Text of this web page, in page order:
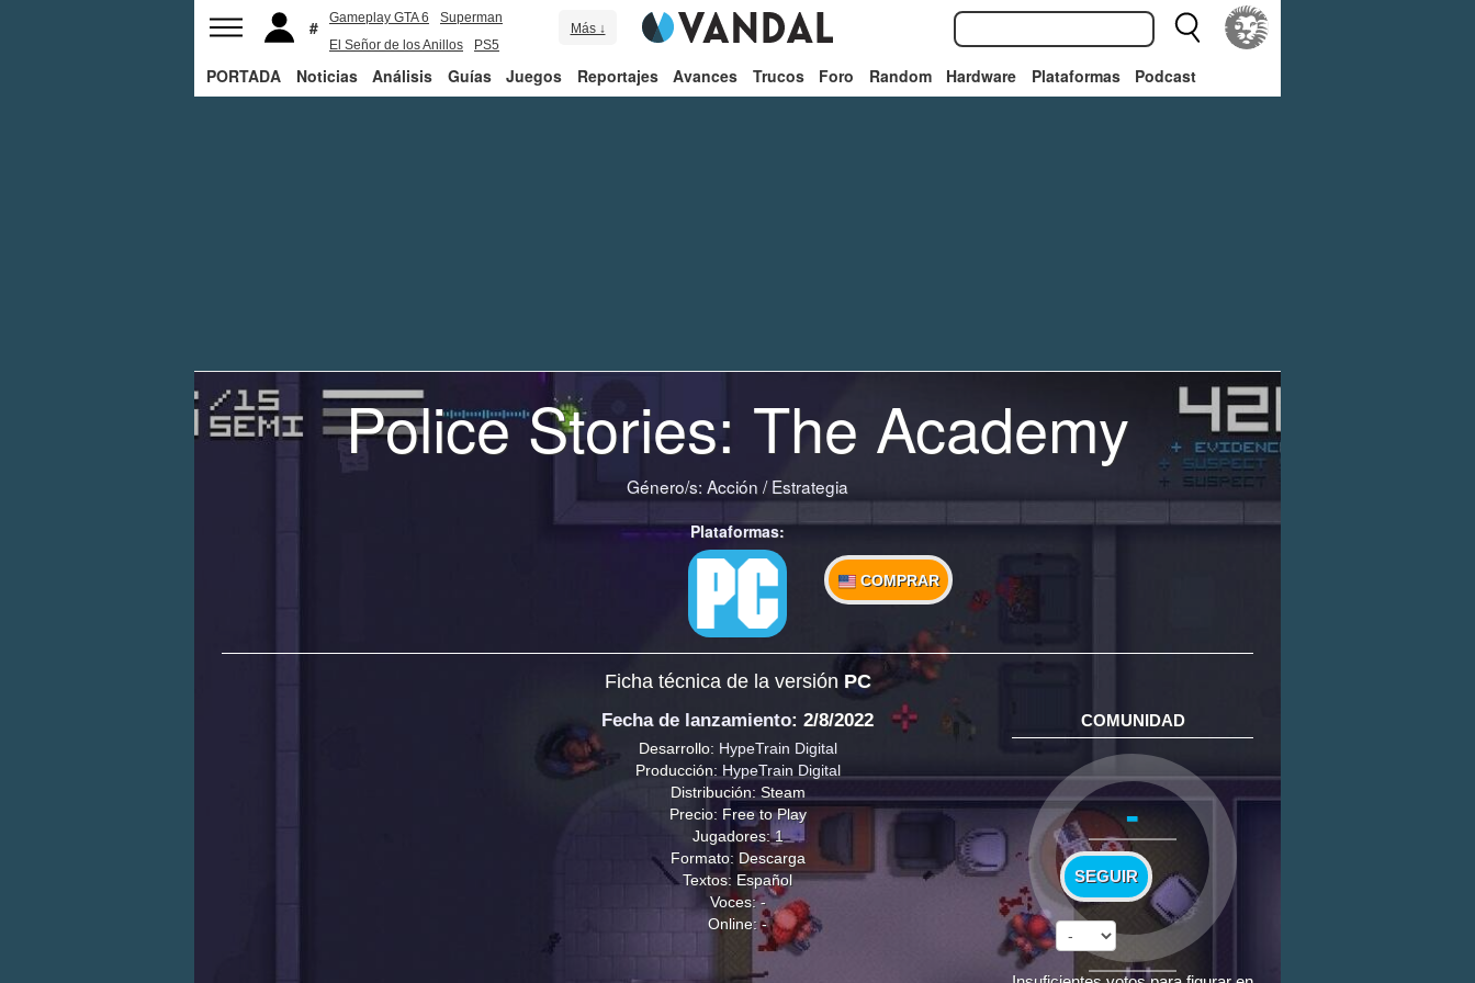
Gameplay GTA 6
Superman
El Señor de los Anillos
PS5
Más ↓
PORTADA Noticias Análisis Guías Juegos Reportajes Avances Trucos Foro Random Hardware Plataformas Podcast
Police Stories: The Academy
Género/s: Acción /Estrategia
Plataformas:
COMPRAR
Ficha técnica de la versión PC
Fecha de lanzamiento: 2/8/2022
Desarrollo: HypeTrain Digital
Producción: HypeTrain Digital
Distribución: Steam
Precio: Free to Play
Jugadores: 1
Formato: Descarga
Textos: Español
Voces: -
Online: -
COMUNIDAD
-
SEGUIR